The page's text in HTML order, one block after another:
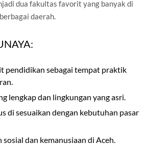
dua fakultas favorit yang banyak di
daerah.
pendidikan sebagai tempat praktik
lengkap dan lingkungan yang asri.
di sesuaikan dengan kebutuhan pasar
sosial dan kemanusiaan di Aceh.